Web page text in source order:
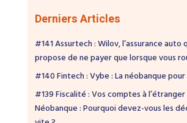
Derniers Articles
#141 Assurtech : Wilov, l’assurance auto
propose de ne payer que lorsque vous
#140 Fintech : Vybe : La néobanque
#139 Fiscalité : Vos comptes à l’étranger
Néobanque : Pourquoi devez-vous les